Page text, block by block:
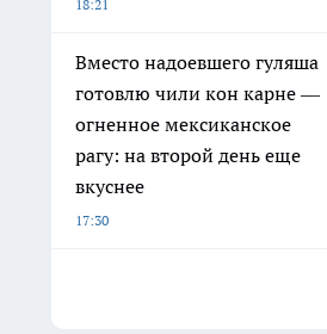
18:21
Вместо надоевшего гуляша
готовлю чили кон карне —
огненное мексиканское
рагу: на второй день еще
вкуснее
17:30